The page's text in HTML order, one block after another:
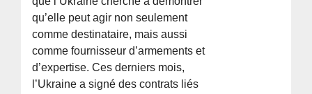
qu’elle peut agir non seulement
comme destinataire, mais aussi
comme fournisseur d’armements et
d’expertise. Ces derniers mois,
l’Ukraine a signé des contrats liés